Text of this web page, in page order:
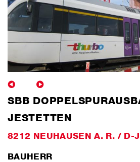
SBB
JESTETTEN
8212 NEUHAUSEN A. R. / D-
BAUHERR